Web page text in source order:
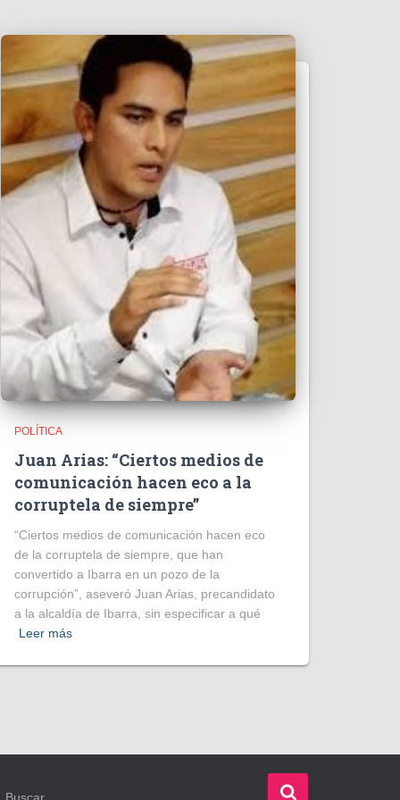
POLÍTICA
Juan Arias: “Ciertos medios de
comunicación hacen eco a la
corruptela de siempre”
“Ciertos medios de comunicación hacen eco
de la corruptela de siempre, que han
convertido a Ibarra en un pozo de la
corrupción”, aseveró Juan Arias, precandidato
a la alcaldía de Ibarra, sin especificar a qué
Leer más
B